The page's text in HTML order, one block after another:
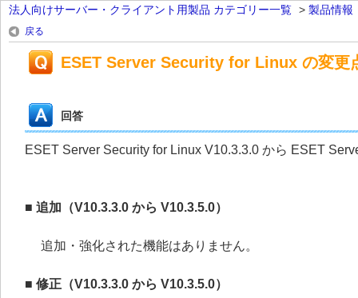
法人向けサーバー・クライアント用製品 カテゴリー一覧 > 製品情報
戻る
ESET Server Security for Linux の変更
回答
ESET Server Security for Linux V10.3.3.0 から ESET
■ 追加（V10.3.3.0 から V10.3.5.0）
追加・強化された機能はありません。
■ 修正（V10.3.3.0 から V10.3.5.0）